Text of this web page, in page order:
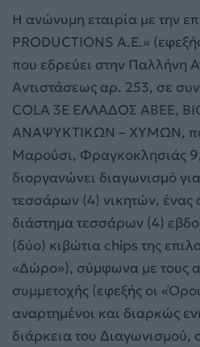
Η ανώνυμη εταιρία με την
PRODUCTIONS A.E.»
που εδρεύει στην Παλλήνη
Αντιστάσεως αρ. 253, σε
COLA 3E ΕΛΛΑΔΟΣ ΑΒΕΕ,
ΑΝΑΨΥΚΤΙΚΩΝ – ΧΥΜΩΝ,
Μαρούσι, Φραγκοκλησιάς
διοργανώνει διαγωνισμό
τεσσάρων (4) νικητών, ένας
διάστημα τεσσάρων (4)
(δύο) κιβώτια chips της
«Δώρο»), σύμφωνα με τους
συμμετοχής (εφεξής οι
αναρτημένοι και διαρκώς
διάρκεια του Διαγωνισμού,